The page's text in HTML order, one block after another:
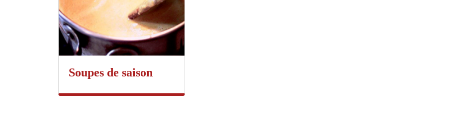
Soupes de saison